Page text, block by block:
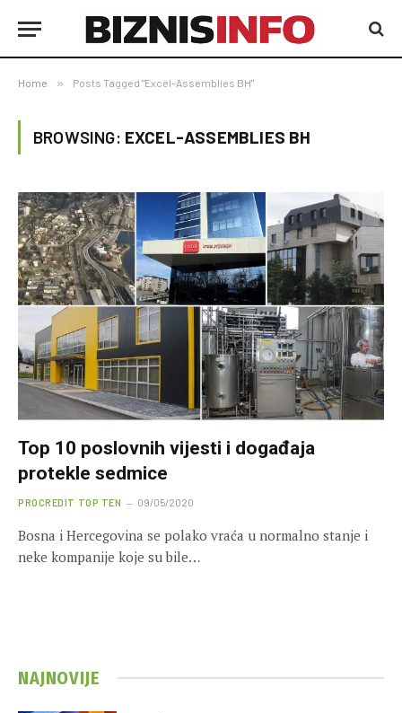
Home » Posts Tagged "Excel-Assemblies BH"
BROWSING: EXCEL-ASSEMBLIES BH
Top 10 poslovnih vijesti i događaja
protekle sedmice
PROCREDIT TOP TEN 09/05/2020
Bosna i Hercegovina se polako vraća u normalno stanje i
neke kompanije koje su bile…
NAJNOVIJE